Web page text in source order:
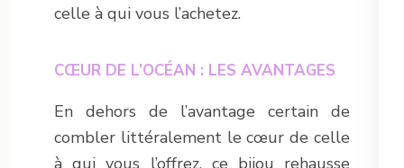
celle à qui vous l’achetez.
CŒUR DE L’OCÉAN : LES AVANTAGES
En dehors de l’avantage certain de
combler littéralement le cœur de celle
à qui vous l’offrez, ce bijou rehausse